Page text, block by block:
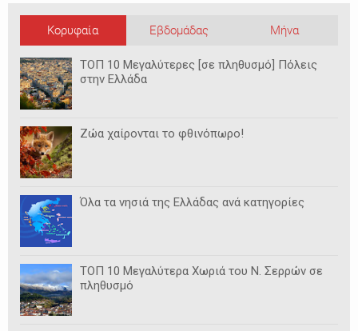
Κορυφαία Εβδομάδας Μήνα
ΤΟΠ 10 Μεγαλύτερες [σε πληθυσμό] Πόλεις
στην Ελλάδα
Ζώα χαίρονται το φθινόπωρο!
Όλα τα νησιά της Ελλάδας ανά κατηγορίες
ΤΟΠ 10 Μεγαλύτερα Χωριά του Ν. Σερρών σε
πληθυσμό